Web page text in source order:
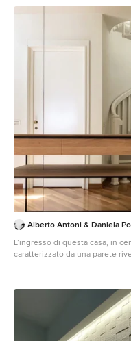
がっているため、実際よりも
以下のコンパクトな空間です
省略することで、リビングダ
るようプランニングしていま
塀で外部からの視線をカット
確保しているため、のんびり
家の名前にもなった『
うな部屋は、いったん入ると
クト空間です。 リビングの一
ナー、コンパクトな家事動線な
Alberto Antoni & Daniela
L’ingresso di questa casa, in
caratterizzato da una parete
bianca che porta al soggiorno